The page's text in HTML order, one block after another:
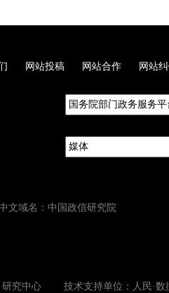
网站投稿 网站合作 网站
域名：中国政信研究院
研究中心 技术支持单位：人民·数